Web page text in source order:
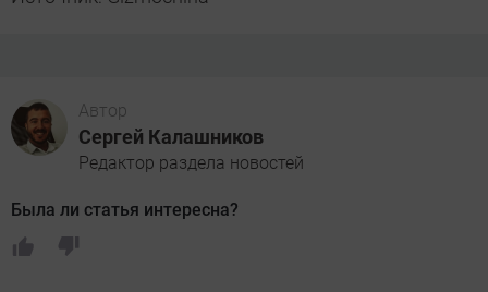
Автор
Сергей Калашников
Редактор раздела новостей
Была ли статья интересна?